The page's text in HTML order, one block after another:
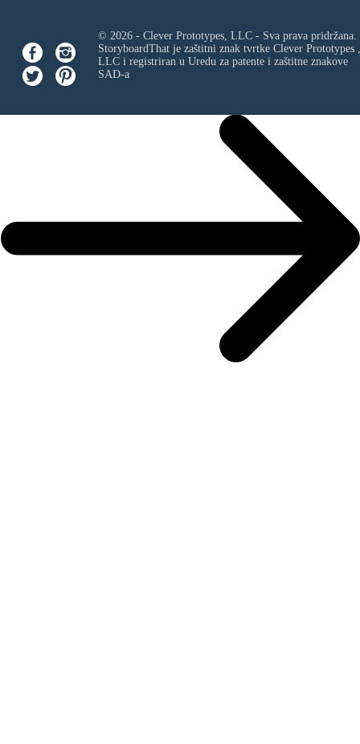
© 2026 - Clever Prototypes, LLC - Sva prava pridržana.
StoryboardThat je zaštitni znak tvrtke Clever Prototypes ,
LLCi registriran u Uredu za patente i zaštitne znakove
SAD-a